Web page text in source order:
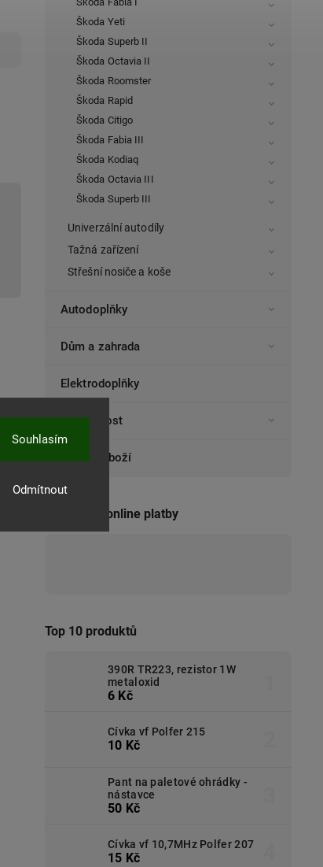
Odmítnout
Souhlasím
Škoda Yeti
Škoda Superb II
Škoda Octavia II
Škoda Roomster
Škoda Rapid
Škoda Citigo
Škoda Fabia III
Škoda Kodiaq
Škoda Octavia III
Škoda Superb III
Univerzální autodíly
Tažná zařízení
Střešní nosiče a koše
Autodoplňky
Dům a zahrada
Elektrodoplňky
Domácnost
Ostatní zboží
Přijímáme online platby
Top 10 produktů
390R TR223, rezistor 1W
metaloxid
6 Kč
Cívka vf Polfer 215
10 Kč
Pant na paletové ohrádky -
nástavce
50 Kč
Cívka vf 10,7MHz Polfer 207
15 Kč